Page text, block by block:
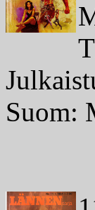
Suom: